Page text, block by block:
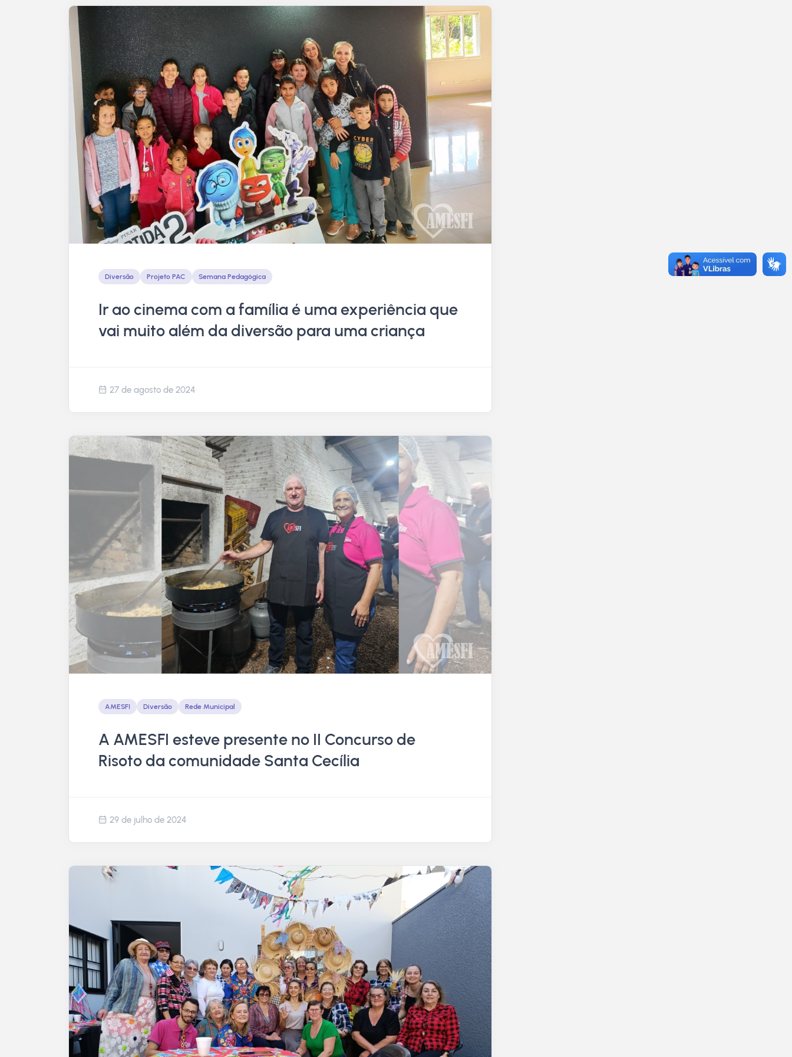
Diversão Projeto PAC Semana Pedagógica
Ir ao cinema com a família é uma experiência que
vai muito além da diversão para uma criança
27 de agosto de 2024
AMESFI Diversão Rede Municipal
A AMESFI esteve presente no II Concurso de
Risoto da comunidade Santa Cecília
29 de julho de 2024